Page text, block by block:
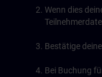
Wenn dies
Bestätige
Bei Buchung